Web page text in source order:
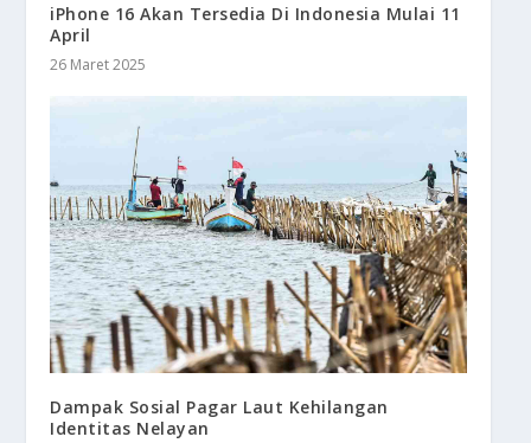
iPhone 16 Akan Tersedia Di Indonesia Mulai 11
April
26 Maret 2025
Dampak Sosial Pagar Laut Kehilangan
Identitas Nelayan